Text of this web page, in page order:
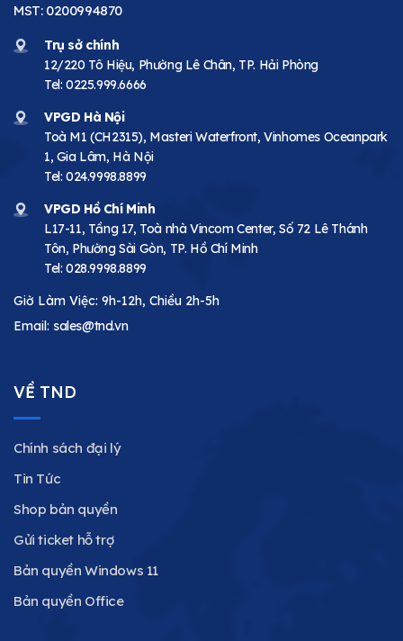
MST: 0200994870
Trụ sở chính
12/220 Tô Hiệu, Phường Lê Chân, TP. Hải Phòng
Tel: 0225.999.6666
VPGD Hà Nội
Toà M1 (CH2315), Masteri Waterfront, Vinhomes Oceanpark
1, Gia Lâm, Hà Nội
Tel: 024.9998.8899
VPGD Hồ Chí Minh
L17-11, Tầng 17, Toà nhà Vincom Center, Số 72 Lê Thánh
Tôn, Phường Sài Gòn, TP. Hồ Chí Minh
Tel: 028.9998.8899
Giờ Làm Việc: 9h-12h, Chiều 2h-5h
Email: sales@tnd.vn
VỀ TND
Chính sách đại lý
Tin Tức
Shop bản quyền
Gửi ticket hỗ trợ
Bản quyền Windows 11
Bản quyền Office